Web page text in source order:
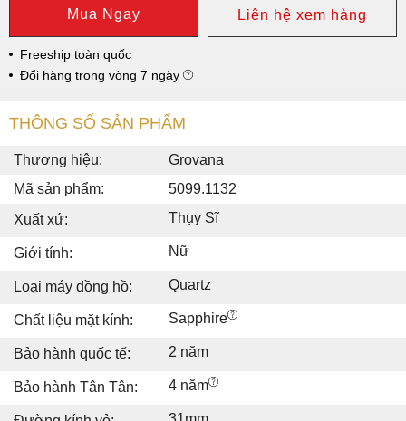
Mua Ngay Liên hệ xem hàng
Freeship toàn quốc
Đổi hàng trong vòng 7 ngày
THÔNG SỐ SẢN PHẨM
Thương hiệu:
Grovana
Mã sản phẩm:
5099.1132
Xuất xứ:
Thụy Sĩ
Giới tính: Nữ
Loại máy đồng hồ: Quartz
Chất liệu mặt kính: Sapphire
Bảo hành quốc tế: 2 năm
Bảo hành Tân Tân: 4 năm